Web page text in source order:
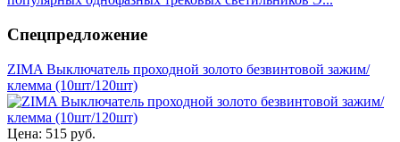
Спецпредложение
ZIMA Выключатель проходной золото безвинтовой зажим/
клемма (10шт/120шт)
Цена: 515 руб.